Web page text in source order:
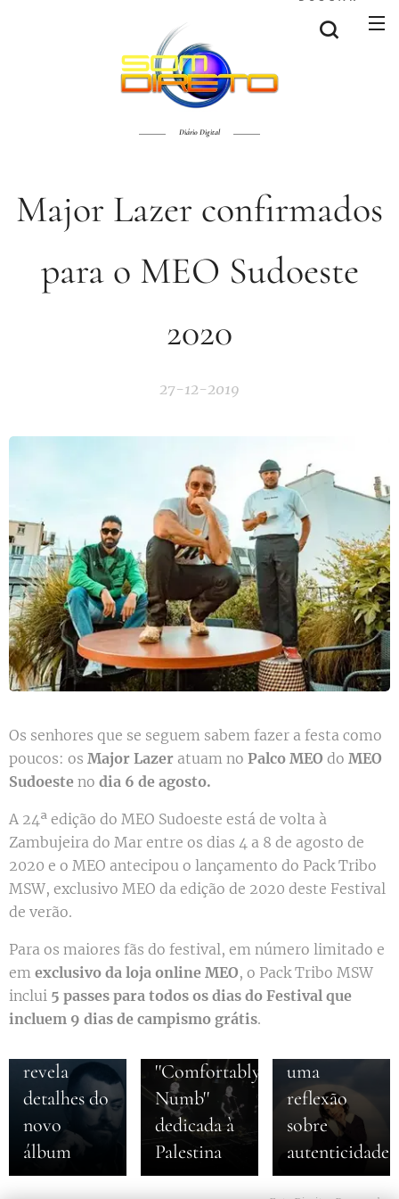
Diário Digital
Major Lazer confirmados
para o MEO Sudoeste
2020
27-12-2019
Os senhores que se seguem sabem fazer a festa como
poucos: os Major Lazer atuam no Palco MEO do MEO
Sudoeste no dia 6 de agosto.
A 24ª edição do MEO Sudoeste está de volta à
Zambujeira do Mar entre os dias 4 a 8 de agosto de
2020 e o MEO antecipou o lançamento do Pack Tribo
MSW, exclusivo MEO da edição de 2020 deste Festival
de verão.
Para os maiores fãs do festival, em número limitado e
em exclusivo da loja online MEO, o Pack Tribo MSW
inclui 5 passes para todos os dias do Festival que
incluem 9 dias de campismo grátis.
06-08-2026
Sam Smith
anuncia
revela
detalhes do
novo
álbum
Roger
Waters
lança nova
''Comfortably
Numb''
dedicada à
Palestina
Gracie
Abrams
uma
reflexão
sobre
autenticidade